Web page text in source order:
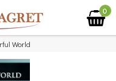
0
World